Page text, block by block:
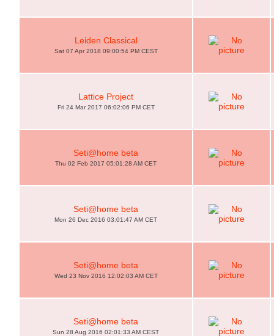
Leiden Classical
Sat 07 Apr 2018 09:00:54 PM CEST
Lattice Project
Fri 24 Mar 2017 06:02:06 PM CET
Seti@home beta
Thu 02 Feb 2017 05:01:28 AM CET
Seti@home beta
Mon 26 Dec 2016 03:01:47 AM CET
Seti@home beta
Wed 23 Nov 2016 12:02:03 AM CET
Seti@home beta
Sun 28 Aug 2016 02:01:33 AM CEST